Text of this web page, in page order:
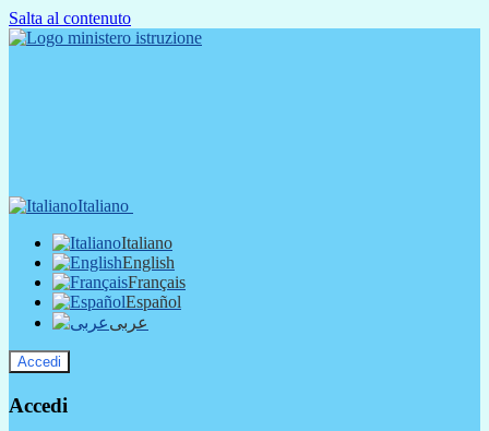
Salta al contenuto
Italiano
Italiano
English
Français
Español
عربى
Accedi
Accedi